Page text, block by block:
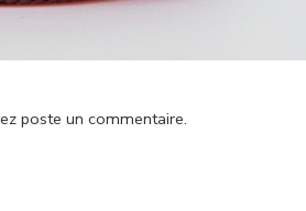
poste un commentaire.